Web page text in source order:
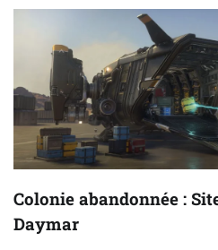
Colonie abandonnée :
Daymar